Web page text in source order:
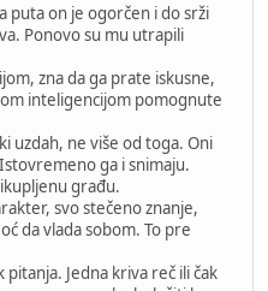
puta on je ogorčen i do srži
Ponovo su mu utrapili
zna da ga prate iskusne,
inteligencijom pomognute
uzdah, ne više od toga. Oni
ga i snimaju.
građu.
svo stečeno znanje,
da vlada sobom. To pre
Jedna kriva reč ili čak